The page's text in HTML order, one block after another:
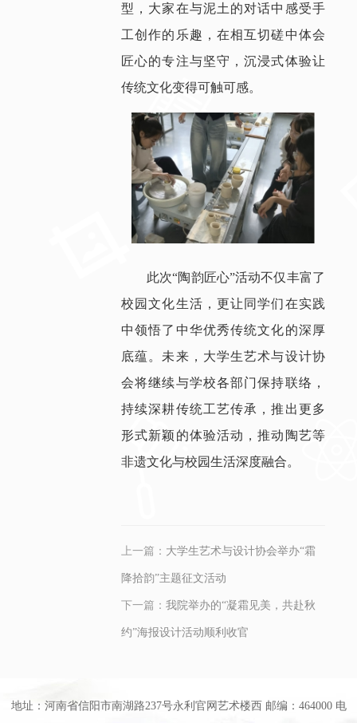
型，大家在与泥土的对话中感受手
工创作的乐趣，在相互切磋中体会
匠心的专注与坚守，沉浸式体验让
传统文化变得可触可感。
此次“陶韵匠心”活动不仅丰富了
校园文化生活，更让同学们在实践
中领悟了中华优秀传统文化的深厚
底蕴。未来，大学生艺术与设计协
会将继续与学校各部门保持联络，
持续深耕传统工艺传承，推出更多
形式新颖的体验活动，推动陶艺等
非遗文化与校园生活深度融合。
上一篇： 大学生艺术与设计协会举办“霜
降拾韵”主题征文活动
下一篇： 我院举办的“凝霜见美，共赴秋
约”海报设计活动顺利收官
地址：河南省信阳市南湖路237号永利官网艺术楼西 邮编：464000 电